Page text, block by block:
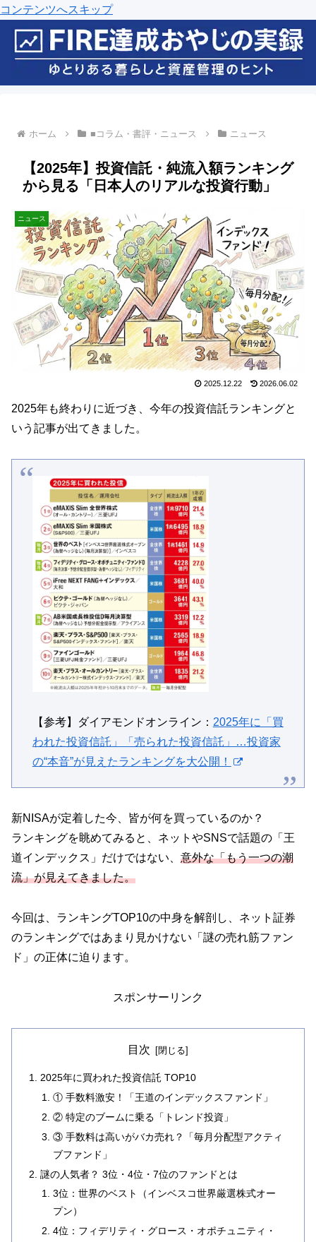
コンテンツへスキップ
ホーム ■コラム・書評・ニュース ニュース
【2025年】投資信託・純流入額ランキング
から見る「日本人のリアルな投資行動」
ニュース
2025.12.22 2026.06.02
2025年も終わりに近づき、今年の投資信託ランキングと
いう記事が出てきました。
【参考】ダイアモンドオンライン： 2025年に「買
われた投資信託」「売られた投資信託」…投資家
の“本音”が見えたランキングを大公開！
新NISAが定着した今、皆が何を買っているのか？
ランキングを眺めてみると、ネットやSNSで話題の「王
道インデックス」だけではない、 意外な「もう一つの潮
流」が見えてきました。
今回は、ランキングTOP10の中身を解剖し、ネット証券
のランキングではあまり見かけない「謎の売れ筋ファン
ド」の正体に迫ります。
スポンサーリンク
目次
2025年に買われた投資信託 TOP10
① 手数料激安！「王道のインデックスファンド」
② 特定のブームに乗る「トレンド投資」
③ 手数料は高いがバカ売れ？「毎月分配型アクティ
ブファンド」
謎の人気者？ 3位・4位・7位のファンドとは
3位：世界のベスト（インベスコ世界厳選株式オー
プン）
4位：フィデリティ・グロース・オポチュニティ・